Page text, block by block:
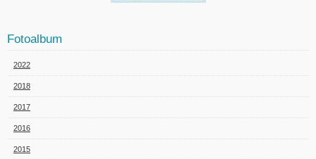
Fotoalbum
2022
2018
2017
2016
2015